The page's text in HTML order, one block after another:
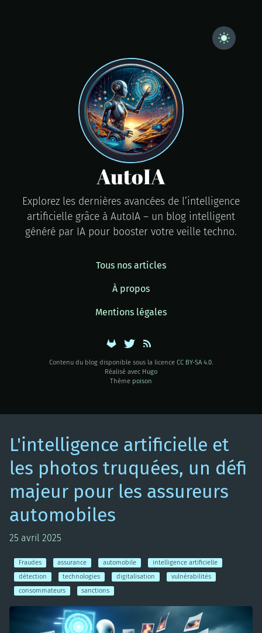
AutoIA
Explorez les dernières avancées de l’intelligence
artificielle grâce à AutoIA – un blog intelligent
généré par IA pour booster votre veille techno.
Tous nos articles
À propos
Mentions légales
Contenu du blog disponible sous la licence CC BY-SA 4.0.
Réalisé avec Hugo
Thème poison
L'intelligence artificielle et
les photos truquées, un défi
majeur pour les assureurs
automobiles
25 avril 2025
Fraudes assurance automobile
intelligence artificielle
détection
technologies digitalisation
vulnérabilités
consommateurs
sanctions